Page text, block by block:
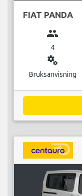
FIAT PANDA
group
4
miscellaneous_services
Bruksanvisning